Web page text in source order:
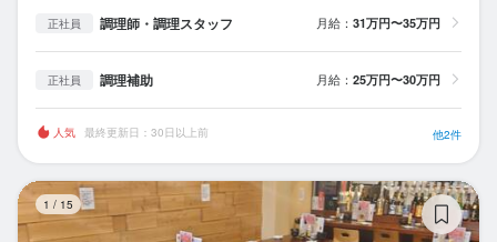
正社員 調理師・調理スタッフ 月給： 31万円〜35万円
正社員 調理補助 月給： 25万円〜30万円
人気 最終更新日：30日以上前 他2件
1 / 15